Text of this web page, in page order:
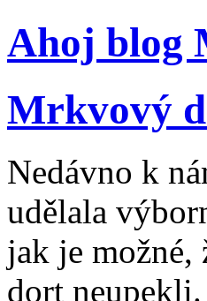
Ahoj blog
Mrkvový
Nedávno k
udělala
jak je
dort